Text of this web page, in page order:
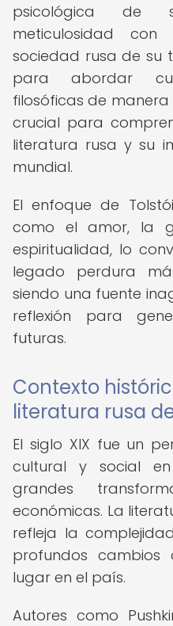
psicológica de
meticulosidad
sociedad rusa de su
para abordar
filosóficas de
crucial para
literatura rusa y su
mundial.
El enfoque de
como el amor, la
espiritualidad, lo
legado perdura
siendo una fuente
reflexión para
futuras.
Contexto
literatura rusa
El siglo XIX fue un
cultural y social
grandes
económicas. La
refleja la
profundos cambios
lugar en el país.
Autores como